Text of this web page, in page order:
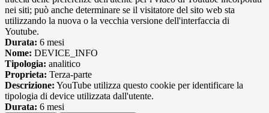
nei siti; può anche determinare se il visitatore del sito web sta
utilizzando la nuova o la vecchia versione dell'interfaccia di
Youtube.
Durata: 6 mesi
Nome: DEVICE_INFO
Tipologia: analitico
Proprieta: Terza-parte
Descrizione: YouTube utilizza questo cookie per identificare la
tipologia di device utilizzata dall'utente.
Durata: 6 mesi